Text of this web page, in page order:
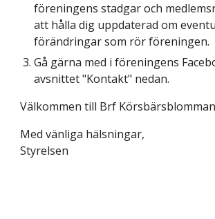
föreningens stadgar och
att hålla dig uppdaterad om
förändringar som rör föreningen.
Gå gärna med i föreningens
avsnittet "Kontakt" nedan.
Välkommen till Brf
Med vänliga hälsningar,
Styrelsen